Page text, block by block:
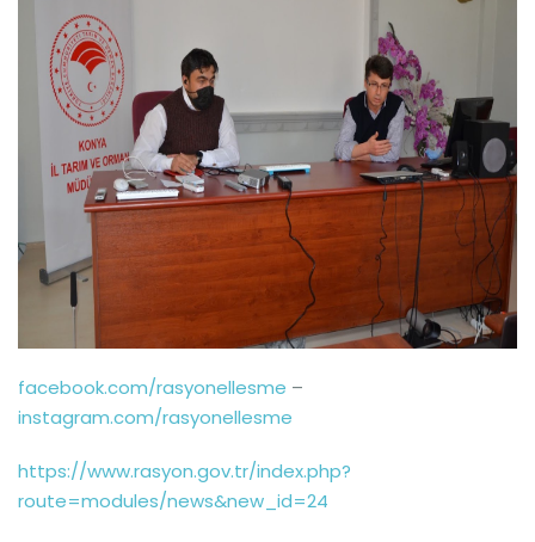
facebook.com/rasyonellesme –
instagram.com/rasyonellesme
https://www.rasyon.gov.tr/index.php?
route=modules/news&new_id=24